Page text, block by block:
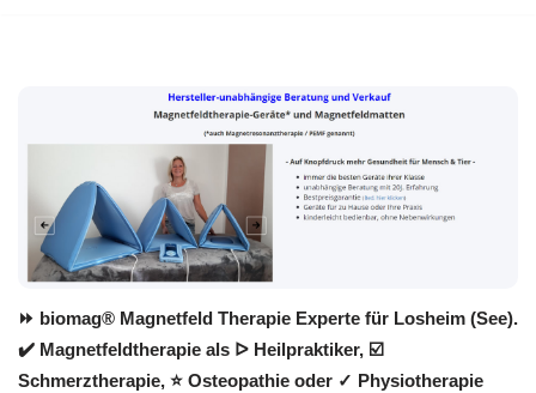
⏩ biomag® Magnetfeld Therapie Experte für Losheim (See).
✔️ Magnetfeldtherapie als ᐅ Heilpraktiker, ☑️
Schmerztherapie, ⭐ Osteopathie oder ✓ Physiotherapie